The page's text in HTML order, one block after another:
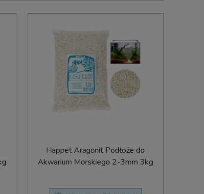
Happet Aragonit Podłoże do
Akwarium Morskiego 2-3mm 3kg